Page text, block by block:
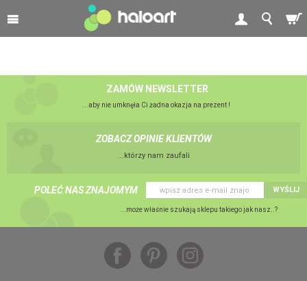
ZAMÓW NEWSLETTER
...aby nie umknęła Ci żadna okazja na prezent !
ZOBACZ OPINIE KLIENTÓW
...którzy nam zaufali
POLEĆ NAS ZNAJOMYM WYŚLIJ
...może właśnie szukają sklepu takiego jak nasz..?